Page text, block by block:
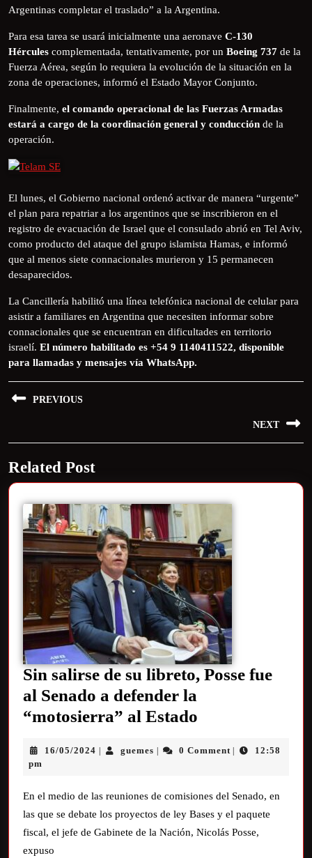
Argentinas completar el traslado” a la Argentina.
Para esa tarea se usará inicialmente una aeronave C-130
Hércules complementada, tentativamente, por un Boeing 737 de la
Fuerza Aérea, según lo requiera la evolución de la situación en la
zona de operaciones, informó el Estado Mayor Conjunto.
Finalmente, el comando operacional de las Fuerzas Armadas
estará a cargo de la coordinación general y conducción de la
operación.
El lunes, el Gobierno nacional ordenó activar de manera “urgente”
el plan para repatriar a los argentinos que se inscribieron en el
registro de evacuación de Israel que el consulado abrió en Tel Aviv,
como producto del ataque del grupo islamista Hamas, e informó
que al menos siete connacionales murieron y 15 permanecen
desaparecidos.
La Cancillería habilitó una línea telefónica nacional de celular para
asistir a familiares en Argentina que necesiten informar sobre
connacionales que se encuentran en dificultades en territorio
israelí. El número habilitado es +54 9 1140411522, disponible
para llamadas y mensajes vía WhatsApp.
PREVIOUS
NEXT
Related Post
Sin salirse de su libreto, Posse fue
al Senado a defender la
“motosierra” al Estado
16/05/2024 guemes 0 Comment
12:58
pm
En el medio de las reuniones de comisiones del Senado, en
las que se debate los proyectos de ley Bases y el paquete
fiscal, el jefe de Gabinete de la Nación, Nicolás Posse,
expuso